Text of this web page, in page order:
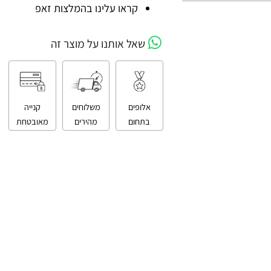
קניה מאובטחת
קראו עלינו בהמלצות זאפ
שאל אותנו על מוצר זה
אלופים
משלוחים
קנייה